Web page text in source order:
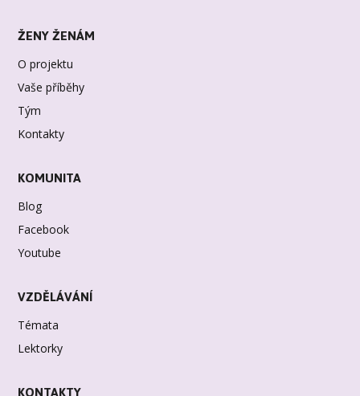
ŽENY ŽENÁM
O projektu
Vaše příběhy
Tým
Kontakty
KOMUNITA
Blog
Facebook
Youtube
VZDĚLÁVÁNÍ
Témata
Lektorky